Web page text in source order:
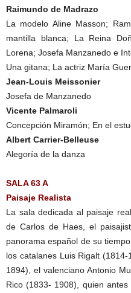
Raimundo de Madrazo
La modelo Aline Masson;
mantilla blanca; La Reina
Lorena; Josefa Manzanedo e
Una gitana; La actriz María
Jean-Louis Meissonier
Josefa de Manzanedo
Vicente Palmaroli
Concepción Miramón; En el
Albert Carrier-Belleuse
Alegoría de la danza
SALA 63 A
Paisaje Realista
La sala dedicada al paisaje
de Carlos de Haes, el
panorama español de su
los catalanes Luis Rigalt
1894), el valenciano Antonio
Rico (1833- 1908), quien